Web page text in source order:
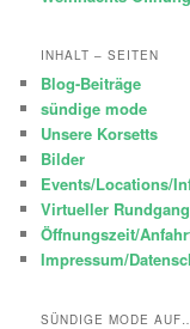
INHALT – SEITEN
Blog-Beiträge
sündige mode
Unsere Korsetts
Bilder
Events/Locations/
Virtueller Rundgang
Öffnungszeit/
Impressum/
SÜNDIGE MODE AUF…